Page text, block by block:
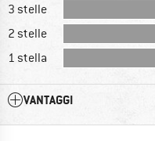
3 stelle
2 stelle
1 stella
VANTAGGI